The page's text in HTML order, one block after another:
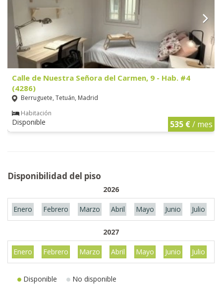
Calle de Nuestra Señora del Carmen, 9 - Hab. #4
(4286)
Berruguete, Tetuán, Madrid
Habitación
Disponible 535 €/ mes
Disponibilidad del piso
2026
Enero Febrero Marzo Abril Mayo Junio Julio
2027
Enero Febrero Marzo Abril Mayo Junio Julio
Disponible No disponible